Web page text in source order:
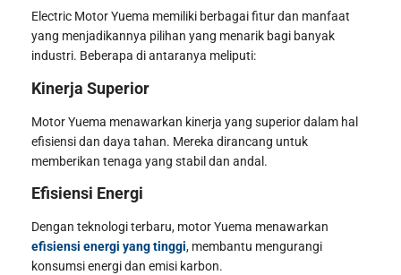
Electric Motor Yuema memiliki berbagai fitur dan manfaat
yang menjadikannya pilihan yang menarik bagi banyak
industri. Beberapa di antaranya meliputi:
Kinerja Superior
Motor Yuema menawarkan kinerja yang superior dalam hal
efisiensi dan daya tahan. Mereka dirancang untuk
memberikan tenaga yang stabil dan andal.
Efisiensi Energi
Dengan teknologi terbaru, motor Yuema menawarkan
efisiensi energi yang tinggi, membantu mengurangi
konsumsi energi dan emisi karbon.